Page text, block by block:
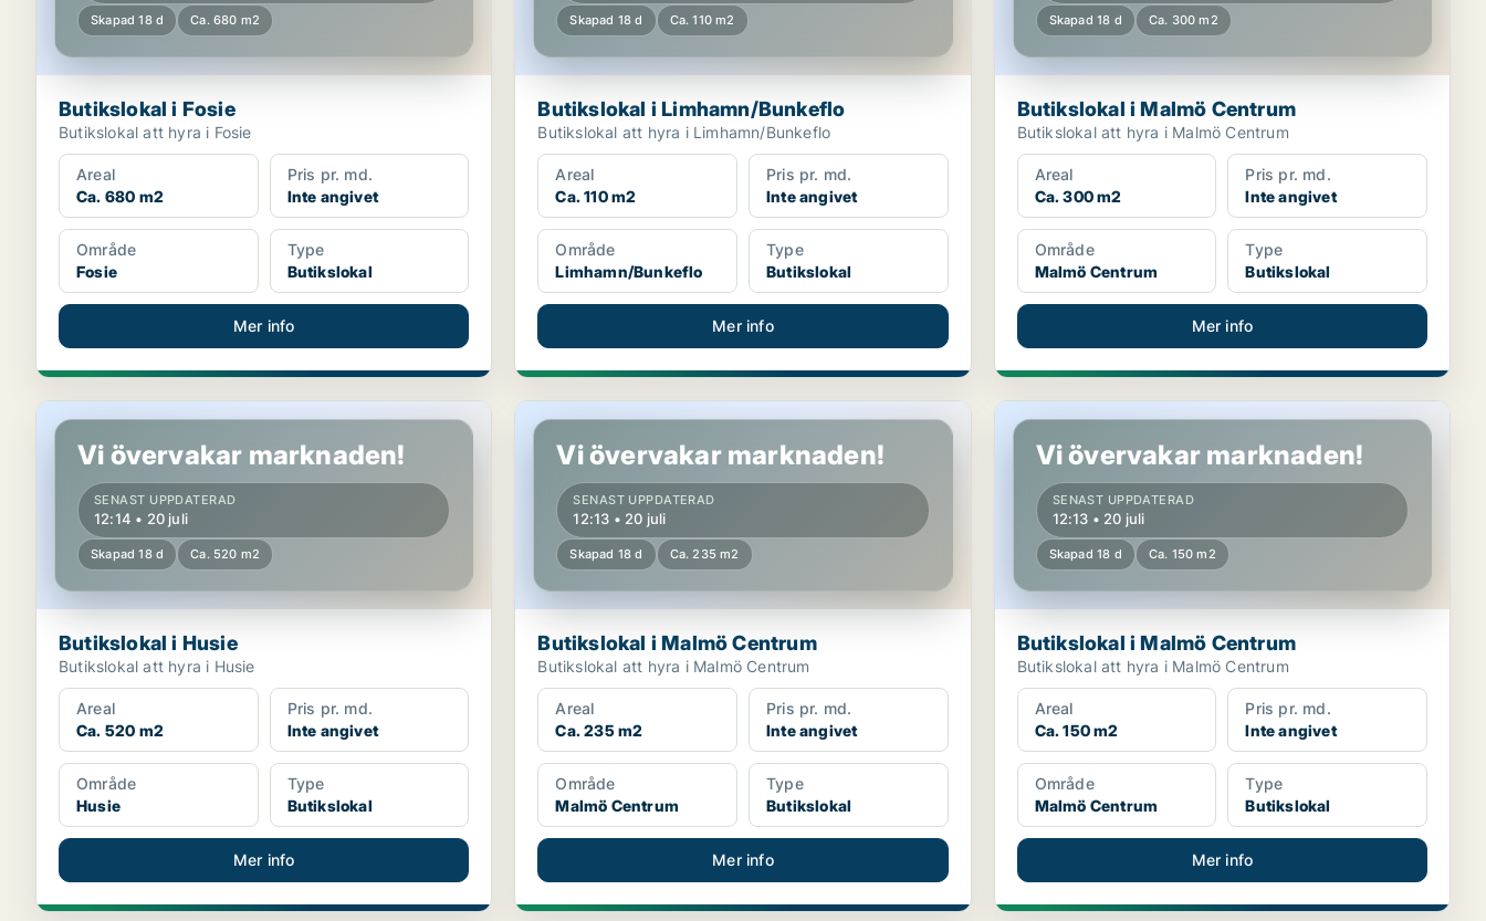
Skapad 18 d Ca. 680 m2
Butikslokal i Fosie
Butikslokal att hyra i Fosie
Areal
Ca. 680 m2
Pris pr. md.
Inte angivet
Område
Fosie
Type
Butikslokal
Mer info
Skapad 18 d Ca. 110 m2
Butikslokal i Limhamn/Bunkeflo
Butikslokal att hyra i Limhamn/Bunkeflo
Areal
Ca. 110 m2
Pris pr. md.
Inte angivet
Område
Limhamn/Bunkeflo
Type
Butikslokal
Mer info
Skapad 18 d Ca. 300 m2
Butikslokal i Malmö Centrum
Butikslokal att hyra i Malmö Centrum
Areal
Ca. 300 m2
Pris pr. md.
Inte angivet
Område
Malmö Centrum
Type
Butikslokal
Mer info
Butikslokal i Husie
Vi övervakar marknaden!
SENAST UPPDATERAD
12:14 • 20 juli
Skapad 18 d Ca. 520 m2
Butikslokal i Husie
Butikslokal att hyra i Husie
Areal
Ca. 520 m2
Pris pr. md.
Inte angivet
Område
Husie
Type
Butikslokal
Mer info
Butikslokal i Malmö Centrum
Vi övervakar marknaden!
SENAST UPPDATERAD
12:13 • 20 juli
Skapad 18 d Ca. 235 m2
Butikslokal i Malmö Centrum
Butikslokal att hyra i Malmö Centrum
Areal
Ca. 235 m2
Pris pr. md.
Inte angivet
Område
Malmö Centrum
Type
Butikslokal
Mer info
Butikslokal i Malmö Centrum
Vi övervakar marknaden!
SENAST UPPDATERAD
12:13 • 20 juli
Skapad 18 d Ca. 150 m2
Butikslokal i Malmö Centrum
Butikslokal att hyra i Malmö Centrum
Areal
Ca. 150 m2
Pris pr. md.
Inte angivet
Område
Malmö Centrum
Type
Butikslokal
Mer info